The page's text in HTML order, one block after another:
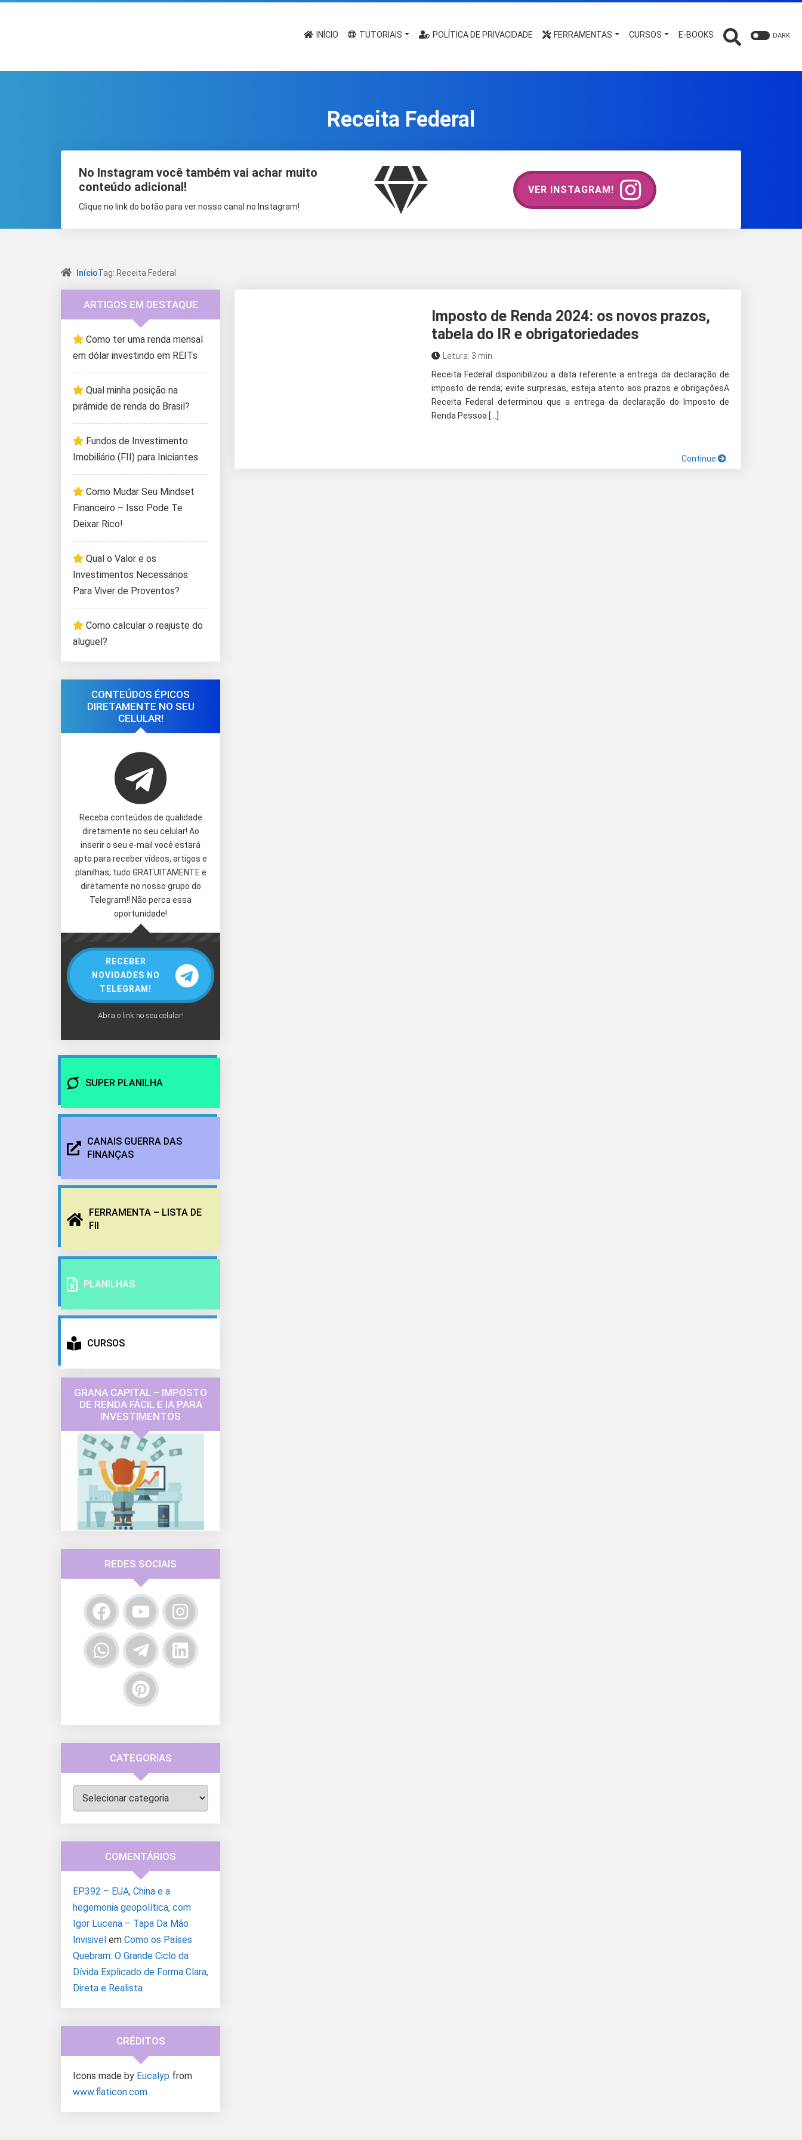
INÍCIO TUTORIAIS POLÍTICA DE PRIVACIDADE FERRAMENTAS CURSOS E-BOOKS DARK
Receita Federal
No Instagram você também vai achar muito
conteúdo adicional!
Clique no link do botão para ver nosso canal no Instagram!
VER INSTAGRAM!
InícioTag: Receita Federal
Imposto de Renda 2024: os novos prazos,
tabela do IR e obrigatoriedades
Leitura: 3 min
Receita Federal disponibilizou a data referente a entrega da declaração de
imposto de renda; evite surpresas, esteja atento aos prazos e obrigaçõesA
Receita Federal determinou que a entrega da declaração do Imposto de
Renda Pessoa […]
Continue
ARTIGOS EM DESTAQUE
Como ter uma renda mensal
em dólar investindo em REITs
Qual minha posição na
pirâmide de renda do Brasil?
Fundos de Investimento
Imobiliário (FII) para Iniciantes
Como Mudar Seu Mindset
Financeiro – Isso Pode Te
Deixar Rico!
Qual o Valor e os
Investimentos Necessários
Para Viver de Proventos?
Como calcular o reajuste do
aluguel?
CONTEÚDOS ÉPICOS
DIRETAMENTE NO SEU
CELULAR!
Receba conteúdos de qualidade
diretamente no seu celular! Ao
inserir o seu e-mail você estará
apto para receber vídeos, artigos e
planilhas, tudo GRATUITAMENTE e
diretamente no nosso grupo do
Telegram!! Não perca essa
oportunidade!
RECEBER
NOVIDADES NO
TELEGRAM!
Abra o link no seu celular!
SUPER PLANILHA
CANAIS GUERRA DAS
FINANÇAS
FERRAMENTA – LISTA DE
FII
PLANILHAS
CURSOS
GRANA CAPITAL – IMPOSTO
DE RENDA FÁCIL E IA PARA
INVESTIMENTOS
REDES SOCIAIS
CATEGORIAS
Categorias
COMENTÁRIOS
EP.392 – EUA, China e a
hegemonia geopolítica, com
Igor Lucena – Tapa Da Mão
Invisivel em Como os Países
Quebram: O Grande Ciclo da
Dívida Explicado de Forma Clara,
Direta e Realista
CRÉDITOS
Icons made by Eucalyp from
www.flaticon.com